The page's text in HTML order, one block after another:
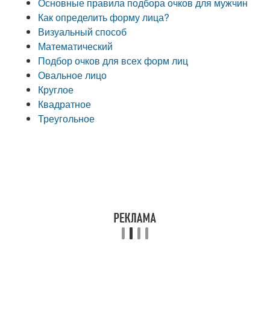
Как определить форму лица?
Визуальный способ
Математический
Подбор очков для всех форм лиц
Овальное лицо
Круглое
Квадратное
Треугольное